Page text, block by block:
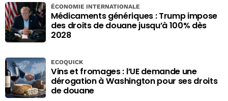
Médicaments génériques : Trump impose
des droits de douane jusqu’à 100% dès
2028
ÉCONOMIE INTERNATIONALE
Vins et fromages : l’UE demande une
dérogation à Washington pour ses droits
de douane
ECOQUICK